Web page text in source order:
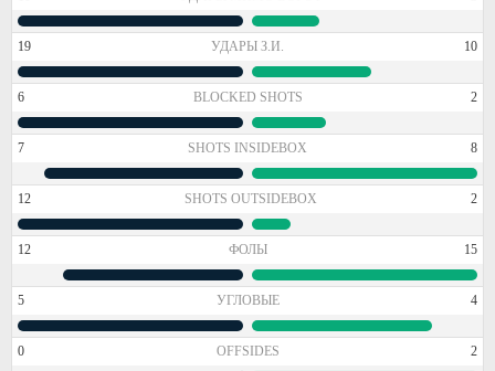
19 УДАРЫ З.И. 10
6 BLOCKED SHOTS 2
7 SHOTS INSIDEBOX 8
12 SHOTS OUTSIDEBOX 2
12 ФОЛЫ 15
5 УГЛОВЫЕ 4
0 OFFSIDES 2